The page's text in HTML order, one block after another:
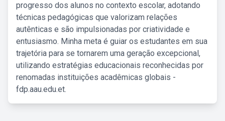
progresso dos alunos no contexto escolar, adotando
técnicas pedagógicas que valorizam relações
autênticas e são impulsionadas por criatividade e
entusiasmo. Minha meta é guiar os estudantes em sua
trajetória para se tornarem uma geração excepcional,
utilizando estratégias educacionais reconhecidas por
renomadas instituições acadêmicas globais -
fdp.aau.edu.et.